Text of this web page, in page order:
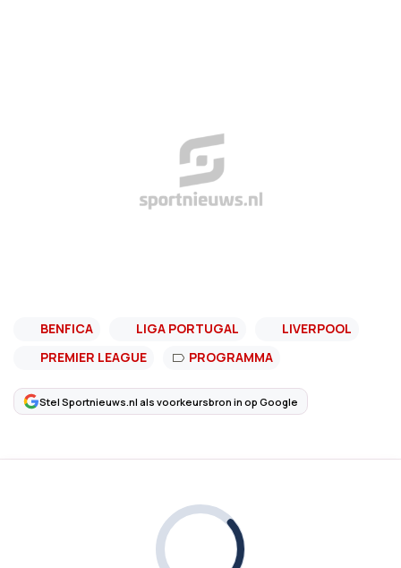
BENFICA LIGA PORTUGAL
LIVERPOOL
PREMIER LEAGUE
PROGRAMMA
Stel Sportnieuws.nl als voorkeursbron in op Google